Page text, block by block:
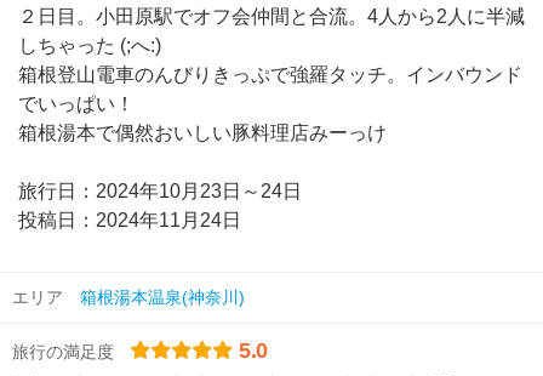
２日目。小田原駅でオフ会仲間と合流。4人から2人に半減
しちゃった (;へ:)
箱根登山電車のんびりきっぷで強羅タッチ。インバウンド
でいっぱい！
箱根湯本で偶然おいしい豚料理店みーっけ
旅行日：2024年10月23日～24日
投稿日：2024年11月24日
エリア 箱根湯本温泉(神奈川)
旅行の満足度 5.0